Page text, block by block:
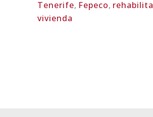
Tenerife, Fepeco,
vivienda